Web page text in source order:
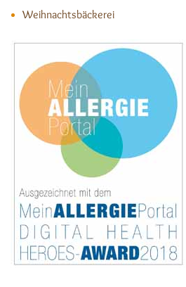
Weihnachtsbäckerei